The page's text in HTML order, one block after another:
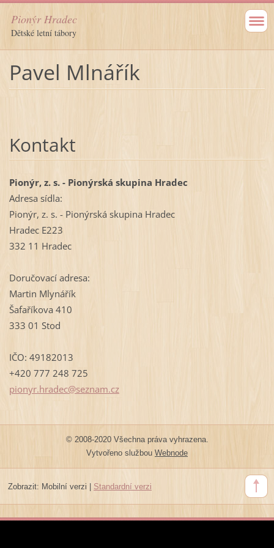
Pionýr Hradec
Dětské letní tábory
Pavel Mlnářík
Kontakt
Pionýr, z. s. - Pionýrská skupina Hradec
Adresa sídla:
Pionýr, z. s. - Pionýrská skupina Hradec
Hradec E223
332 11 Hradec
Doručovací adresa:
Martin Mlynářík
Šafaříkova 410
333 01 Stod
IČO: 49182013
+420 777 248 725
pionyr.hradec@seznam.cz
© 2008-2020 Všechna práva vyhrazena.
Vytvořeno službou Webnode
Zobrazit: Mobilní verzi Standardní verzi